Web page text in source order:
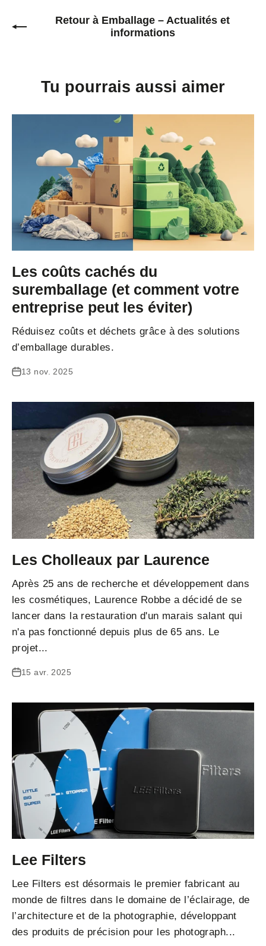
Pinterest
Retour à Emballage – Actualités et
informations
Tu pourrais aussi aimer
Les coûts cachés du
suremballage (et comment votre
entreprise peut les éviter)
Réduisez coûts et déchets grâce à des solutions
d’emballage durables.
13 nov. 2025
Les Cholleaux par Laurence
Après 25 ans de recherche et développement dans
les cosmétiques, Laurence Robbe a décidé de se
lancer dans la restauration d'un marais salant qui
n'a pas fonctionné depuis plus de 65 ans. Le
projet...
15 avr. 2025
Lee Filters
Lee Filters est désormais le premier fabricant au
monde de filtres dans le domaine de l’éclairage, de
l’architecture et de la photographie, développant
des produits de précision pour les photograph...